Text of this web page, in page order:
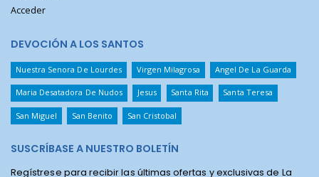
Acceder
DEVOCIÓN A LOS SANTOS
Nuestra Senora De Lourdes Virgen Milagrosa Angel De La Guarda
Maria Desatadora De Nudos Jesus Santa Rita Santa Teresa
San Miguel San Benito San Cristobal
SUSCRÍBASE A NUESTRO BOLETÍN
Regístrese para recibir las últimas ofertas y exclusivas de La